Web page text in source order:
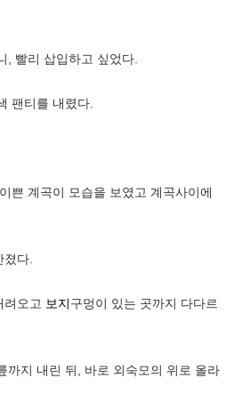
, 빨리 삽입하고 싶었다.
팬티를 내렸다.
쁜 계곡이 모습을 보였고 계곡사이에
졌다.
려오고 보지구멍이 있는 곳까지 다다르
까지 내린 뒤, 바로 외숙모의 위로 올라